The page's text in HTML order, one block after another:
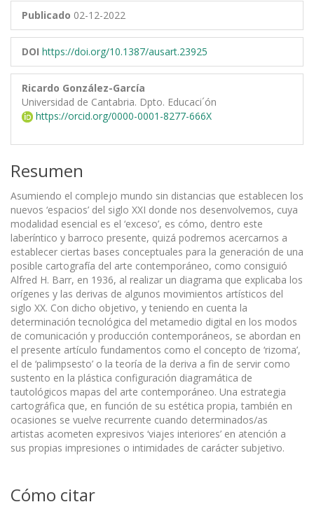
Publicado 02-12-2022
DOI https://doi.org/10.1387/ausart.23925
Ricardo González-García
Universidad de Cantabria. Dpto. Educaci´ón
https://orcid.org/0000-0001-8277-666X
Resumen
Asumiendo el complejo mundo sin distancias que establecen los
nuevos ‘espacios’ del siglo XXI donde nos desenvolvemos, cuya
modalidad esencial es el ‘exceso’, es cómo, dentro este
laberíntico y barroco presente, quizá podremos acercarnos a
establecer ciertas bases conceptuales para la generación de una
posible cartografía del arte contemporáneo, como consiguió
Alfred H. Barr, en 1936, al realizar un diagrama que explicaba los
orígenes y las derivas de algunos movimientos artísticos del
siglo XX. Con dicho objetivo, y teniendo en cuenta la
determinación tecnológica del metamedio digital en los modos
de comunicación y producción contemporáneos, se abordan en
el presente artículo fundamentos como el concepto de ‘rizoma’,
el de ‘palimpsesto’ o la teoría de la deriva a fin de servir como
sustento en la plástica configuración diagramática de
tautológicos mapas del arte contemporáneo. Una estrategia
cartográfica que, en función de su estética propia, también en
ocasiones se vuelve recurrente cuando determinados/as
artistas acometen expresivos ‘viajes interiores’ en atención a
sus propias impresiones o intimidades de carácter subjetivo.
Cómo citar